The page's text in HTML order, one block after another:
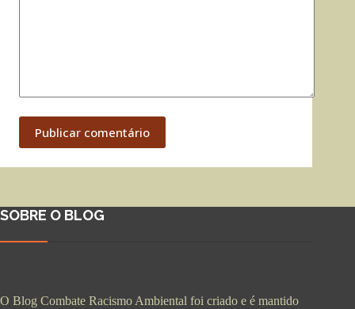
Publicar comentário
SOBRE O BLOG
O Blog Combate Racismo Ambiental foi criado e é mantido